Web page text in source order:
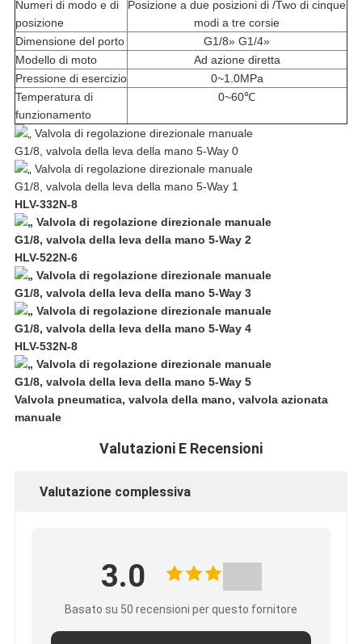
Numeri di modo e di
posizione
Posizione a due posizioni di /Two di cinque
modi a tre corsie
Dimensione del porto
G1/8» G1/4»
Modello di moto
Ad azione diretta
Pressione di esercizio
0~1.0MPa
Temperatura di
funzionamento
0~60℃
HLV-332N-8
HLV-522N-6
HLV-532N-8
Valvola pneumatica, valvola della mano, valvola azionata
manuale
Valutazioni E Recensioni
Valutazione complessiva
3.0
Basato su 50 recensioni per questo fornitore